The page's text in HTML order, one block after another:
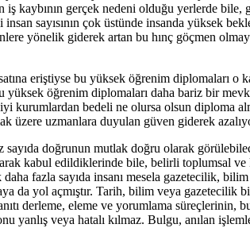
kaybının gerçek nedeni olduğu yerlerde bile,
sayısının çok üstünde insanda yüksek
yönelik giderek artan bu hınç göçmen
eriştiyse bu yüksek öğrenim diplomaları o
yüksek öğrenim diplomaları daha bariz bir
kurumlardan bedeli ne olursa olsun diploma
üzere uzmanlara duyulan güven giderek
doğrunun mutlak doğru olarak
kabul edildiklerinde bile, belirli toplumsal
fazla sayıda insanı mesela gazetecilik,
da yol açmıştır. Tarih, bilim veya gazetecilik
derleme, eleme ve yorumlama süreçlerinin,
veya hatalı kılmaz. Bulgu, anılan